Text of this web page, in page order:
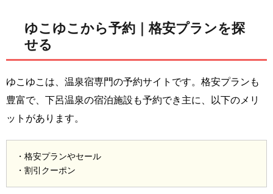
ゆこゆこから予約｜格安プランを探
せる
ゆこゆこは、温泉宿専門の予約サイトです。格安プランも
豊富で、下呂温泉の宿泊施設も予約でき主に、以下のメリ
ットがあります。
・格安プランやセール
・割引クーポン